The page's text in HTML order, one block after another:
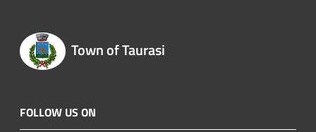
Town of Taurasi
FOLLOW US ON